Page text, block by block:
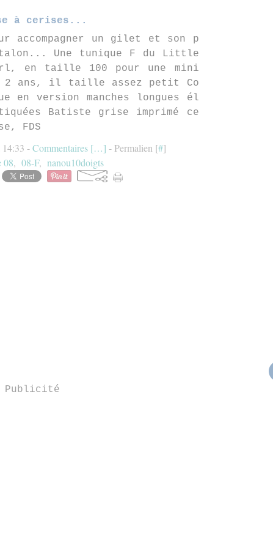
à cerises...
accompagner un gilet et son p
Une tunique F du Little
en taille 100 pour une mini
2 ans, il taille assez petit Co
en version manches longues él
Batiste grise imprimé ce
FDS
14:33 -Commentaires […] - Permalien [#]
08, 08-F, nanou10doigts
Publicité